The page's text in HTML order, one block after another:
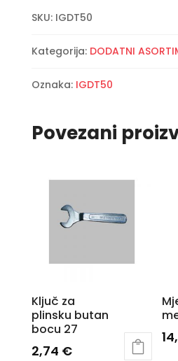
SKU: IGDT50
Kategorija: DODATNI
Oznaka: IGDT50
Povezani
Ključ za
plinsku butan
bocu 27
2,74 €